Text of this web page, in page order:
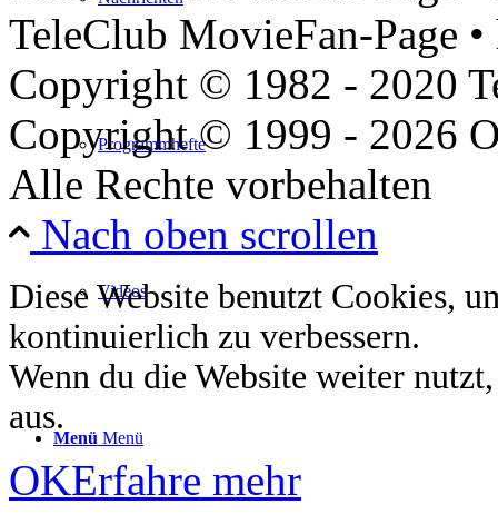
Programmhefte
Videos
Menü Menü
TeleClub MovieFan-Page
Copyright © 1982 - 2020
Copyright © 1999 - 2026
Alle Rechte vorbehalten
Nach oben scrollen
Diese Website benutzt Cookies,
kontinuierlich zu verbessern.
Wenn du die Website weiter
aus.
OKErfahre mehr